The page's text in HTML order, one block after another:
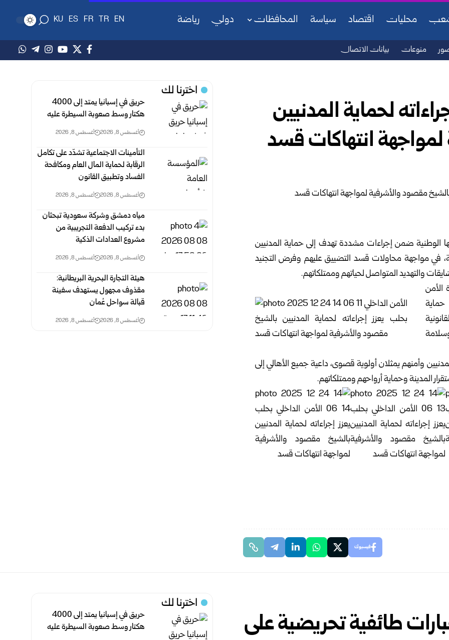
محليات اقتصاد سياسة المحافظات دولي رياضة EN
TR
FR
ES
KU
منوعات بيانات الاتصال
لحماية المدنيين
انتهاكات قسد
الوطنية ضمن إجراءات مشددة تهدف إلى حماية المدنيين
مواجهة محاولات قسد التضييق عليهم وفرض التجنيد
والتهديد المتواصل لحياتهم وممتلكاتهم.
الأمن
حماية
وأمنهم يمثلان أولوية قصوى، داعية جميع الأهالي إلى
المدينة وحماية أرواحهم وممتلكاتهم.
فيسبوك
اخترنا لك
حريق في إسبانيا يمتد إلى 4000
هكتار وسط صعوبة السيطرة عليه
أغسطس 8, 2026 أغسطس 8, 2026
التأمينات الاجتماعية تشدّد على تكامل
الرقابة لحماية المال العام ومكافحة
‏الفساد وتطبيق القانون
أغسطس 8, 2026 أغسطس 8, 2026
مياه دمشق وشركة سعودية تبحثان
بدء تركيب الدفعة التجريبية من
مشروع ‌‏العدادات الذكية ‏
أغسطس 8, 2026 أغسطس 8, 2026
هيئة التجارة البحرية البريطانية:
مقذوف مجهول يستهدف سفينة
قبالة سواحل عُمان
أغسطس 8, 2026 أغسطس 8, 2026
طائفية تحريضية على
اخترنا لك
حريق في إسبانيا يمتد إلى 4000
هكتار وسط صعوبة السيطرة عليه